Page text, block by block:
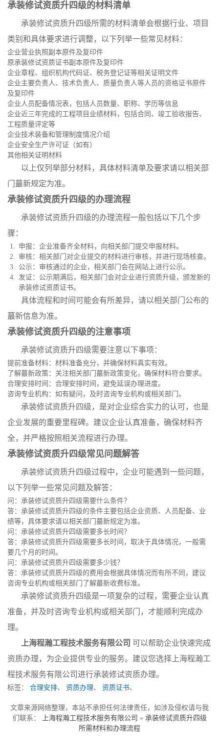
承装修试资质升四级的材料清单
承装修试资质升四级所需的材料清单会根据行业、项目
类别和具体要求进行调整，以下列举一些常见材料：
企业营业执照副本原件及复印件
原承装修试资质证书副本原件及复印件
企业章程、组织机构代码证、税务登记证等相关证明文件
企业主要负责人、技术负责人、质量负责人等人员的资格证书原件
及复印件
企业人员配备情况表，包括人员数量、职称、学历等信息
企业近三年完成的工程项目业绩材料，包括合同、竣工验收报告、
工程质量评定等
企业技术装备和管理制度情况介绍
企业安全生产许可证（如有）
其他相关证明材料
以上仅列举部分材料，具体材料清单及要求请以相关部
门蕞新规定为准。
承装修试资质升四级的办理流程
承装修试资质升四级的办理流程一般包括以下几个步
骤：
申报：企业准备齐全材料，向相关部门提交申报材料。
审核：相关部门对企业提交的材料进行审核，并进行现场核查。
公示：审核通过的企业，相关部门会在网站上进行公示。
发证：公示期满后，相关部门会对企业进行资质升级，颁发新的
承装修试资质证书。
具体流程和时间可能会有所差异，请以相关部门公布的
蕞新信息为准。
承装修试资质升四级的注意事项
承装修试资质升四级需要注意以下事项：
提前准备材料：材料准备充分，并确保材料真实有效。
了解蕞新政策：关注相关部门蕞新政策变化，确保材料符合要求。
合理安排时间：合理安排时间，避免延误办理进度。
咨询专业机构：如有疑问，及时咨询专业机构或相关部门。
承装修试资质升四级，是对企业综合实力的认可，也是
企业发展的重要里程碑。建议企业认真准备，确保材料齐
全，并严格按照相关流程进行办理。
承装修试资质升四级常见问题解答
承装修试资质升四级过程中，企业可能遇到一些问题，
以下列举一些常见问题及解答：
问：承装修试资质升四级需要什么条件？
答：承装修试资质升四级的条件主要包括企业资质、人员配备、业
绩等，具体要求请以相关部门蕞新规定为准。
问：承装修试资质升四级需要多长时间？
答：承装修试资质升四级需要多长时间，取决于具体情况，一般需
要几个月的时间。
问：承装修试资质升四级需要多少钱？
答：承装修试资质升四级的费用会根据具体情况而有所不同，建议
咨询专业机构或相关部门了解蕞新收费标准。
承装修试资质升四级是一项复杂的过程，需要企业认真
准备，并及时咨询专业机构或相关部门，才能顺利完成办
理。
上海程瀚工程技术服务有限公司 可以帮助企业快速完成
资质办理，为企业提供专业的服务。建议您选择上海程瀚工
程技术服务有限公司进行承装修试资质办理。
标签： 合理安排、 资质办理、 资质证书、
文章来源网络整理，本站不承担任何法律责任，如涉及侵权请与我
们联系：
上海程瀚工程技术服务有限公司 » 承装修试资质升四级
所需材料和办理流程